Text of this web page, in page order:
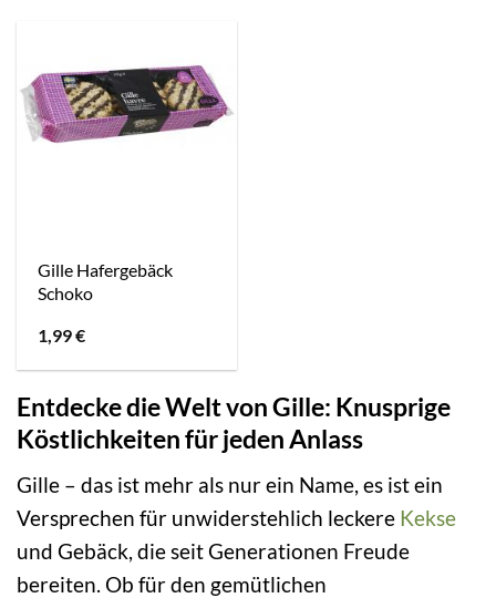
Gille Hafergebäck
Schoko
1,99€
Entdecke die Welt von Gille: Knusprige
Köstlichkeiten für jeden Anlass
Gille – das ist mehr als nur ein Name, es ist ein
Versprechen für unwiderstehlich leckere Kekse
und Gebäck, die seit Generationen Freude
bereiten. Ob für den gemütlichen